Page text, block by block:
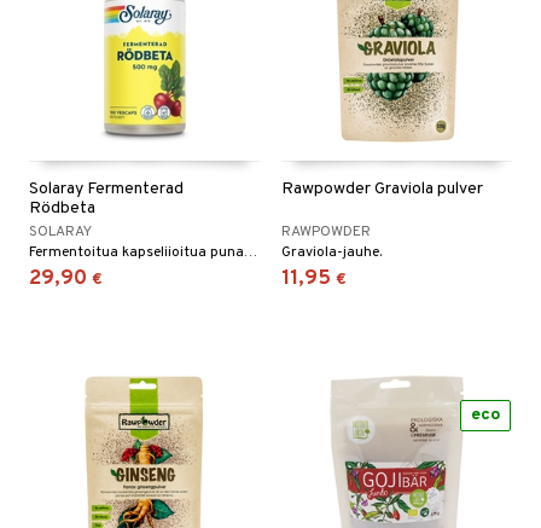
Solaray Fermenterad
Rödbeta
SOLARAY
Fermentoitua kapseliioitua punajuurta.
29,90 €
Rawpowder Graviola pulver
RAWPOWDER
Graviola-jauhe.
11,95 €
eco